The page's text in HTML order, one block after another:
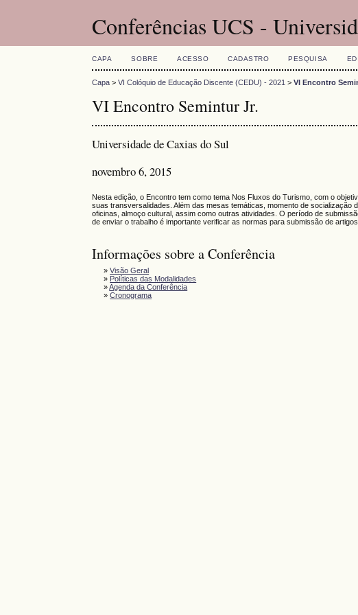
Conferências UCS -
CAPA SOBRE ACESSO CADASTRO PESQUISA
Capa >VI Colóquio de Educação Discente (CEDU) - 2021 >VI Encontro
VI Encontro Semintur Jr.
Universidade de Caxias do Sul
novembro 6, 2015
Nesta edição, o Encontro tem como tema Nos Fluxos do Turismo, com o
suas transversalidades. Além das mesas temáticas, momento de
oficinas, almoço cultural, assim como outras atividades. O período de
de enviar o trabalho é importante verificar as normas para submissão de
Informações sobre a Conferência
»Visão Geral
» Políticas das Modalidades
»Agenda da Conferência
»Cronograma